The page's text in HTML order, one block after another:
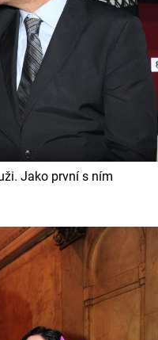
Jako první s ním